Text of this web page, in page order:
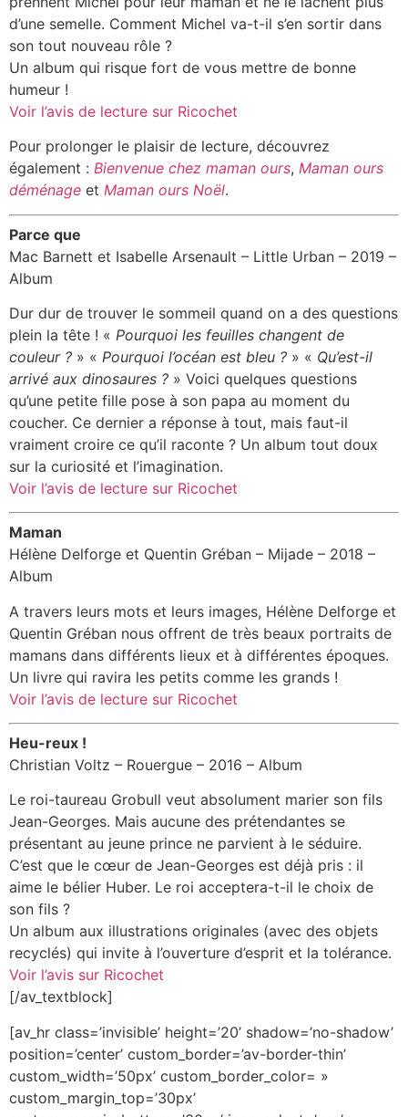
d’une semelle. Comment Michel va-t-il s’en sortir dans
son tout nouveau rôle ?
Un album qui risque fort de vous mettre de bonne
humeur !
Voir l’avis de lecture sur Ricochet
Pour prolonger le plaisir de lecture, découvrez
également : Bienvenue chez maman ours, Maman ours
déménage et Maman ours Noël.
Parce que
Mac Barnett et Isabelle Arsenault – Little Urban – 2019 –
Album
Dur dur de trouver le sommeil quand on a des questions
plein la tête ! « Pourquoi les feuilles changent de
couleur ? » « Pourquoi l’océan est bleu ? » « Qu’est-il
arrivé aux dinosaures ? » Voici quelques questions
qu’une petite fille pose à son papa au moment du
coucher. Ce dernier a réponse à tout, mais faut-il
vraiment croire ce qu’il raconte ? Un album tout doux
sur la curiosité et l’imagination.
Voir l’avis de lecture sur Ricochet
Maman
Hélène Delforge et Quentin Gréban – Mijade – 2018 –
Album
A travers leurs mots et leurs images, Hélène Delforge et
Quentin Gréban nous offrent de très beaux portraits de
mamans dans différents lieux et à différentes époques.
Un livre qui ravira les petits comme les grands !
Voir l’avis de lecture sur Ricochet
Heu-reux !
Christian Voltz – Rouergue – 2016 – Album
Le roi-taureau Grobull veut absolument marier son fils
Jean-Georges. Mais aucune des prétendantes se
présentant au jeune prince ne parvient à le séduire.
C’est que le cœur de Jean-Georges est déjà pris : il
aime le bélier Huber. Le roi acceptera-t-il le choix de
son fils ?
Un album aux illustrations originales (avec des objets
recyclés) qui invite à l’ouverture d’esprit et la tolérance.
Voir l’avis sur Ricochet
[/av_textblock]
[av_hr class=’invisible’ height=’20’ shadow=’no-shadow’
position=’center’ custom_border=’av-border-thin’
custom_width=’50px’ custom_border_color= »
custom_margin_top=’30px’